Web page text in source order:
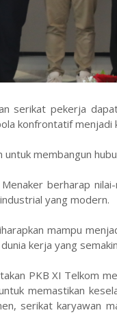
serikat pekerja
konfrontatif
membangun
berharap
yang modern.
mampu
kerja yang
PKB XI Telkom
memastikan
serikat karyawan